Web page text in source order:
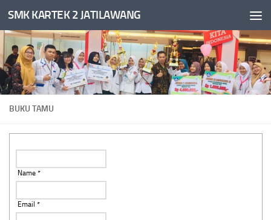
Skip to content
SMK KARTEK 2 JATILAWANG
BUKU TAMU
Name *
Email *